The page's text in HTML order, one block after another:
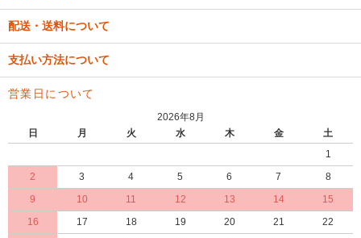
配送・送料について
支払い方法について
営業日について
2026年8月
日
月 火 水 木 金
土
1
2
3 4 5 6 7
8
9
10 11 12 13 14
15
16
17 18 19 20 21
22